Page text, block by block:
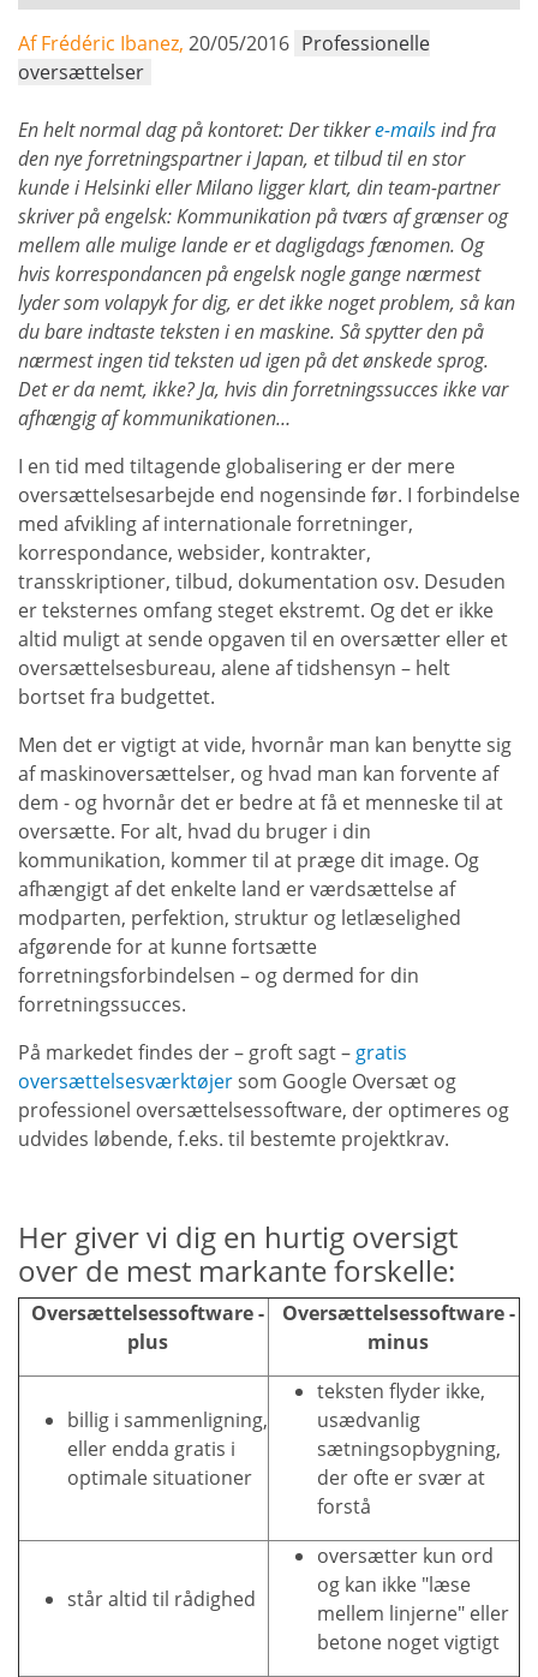
Af Frédéric Ibanez, 20/05/2016 Professionelle
oversættelser
En helt normal dag på kontoret: Der tikkere-mailsind fra
den nye forretningspartner i Japan, et tilbud til en stor
kunde i Helsinki eller Milano ligger klart, din team-partner
skriver på engelsk: Kommunikation på tværs af grænser og
mellem alle mulige lande er et dagligdags fænomen. Og
hvis korrespondancen på engelsk nogle gange nærmest
lyder som volapyk for dig, er det ikke noget problem, så kan
du bare indtaste teksten i en maskine. Så spytter den på
nærmest ingen tid teksten ud igen på det ønskede sprog.
Det er da nemt, ikke? Ja, hvis din forretningssucces ikke var
afhængig af kommunikationen…
I en tid med tiltagende globalisering er der mere
oversættelsesarbejde end nogensinde før. I forbindelse
med afvikling af internationale forretninger,
korrespondance, websider, kontrakter,
transskriptioner, tilbud, dokumentation osv. Desuden
er teksternes omfang steget ekstremt. Og det er ikke
altid muligt at sende opgaven til en oversætter eller et
oversættelsesbureau, alene af tidshensyn – helt
bortset fra budgettet.
Men det er vigtigt at vide, hvornår man kan benytte sig
af maskinoversættelser, og hvad man kan forvente af
dem - og hvornår det er bedre at få et menneske til at
oversætte. For alt, hvad du bruger i din
kommunikation, kommer til at præge dit image. Og
afhængigt af det enkelte land er værdsættelse af
modparten, perfektion, struktur og letlæselighed
afgørende for at kunne fortsætte
forretningsforbindelsen – og dermed for din
forretningssucces.
På markedet findes der – groft sagt – gratis
oversættelsesværktøjersom Google Oversæt og
professionel oversættelsessoftware, der optimeres og
udvides løbende, f.eks. til bestemte projektkrav.
Her giver vi dig en hurtig oversigt
over de mest markante forskelle:
Oversættelsessoftware -
plus
Oversættelsessoftware -
minus
billig i sammenligning,
eller endda gratis i
optimale situationer
teksten flyder ikke,
usædvanlig
sætningsopbygning,
der ofte er svær at
forstå
står altid til rådighed
oversætter kun ord
og kan ikke "læse
mellem linjerne" eller
betone noget vigtigt